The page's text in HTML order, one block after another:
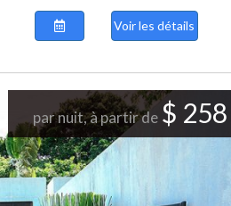
Voir les détails
par nuit, à partir de $ 258